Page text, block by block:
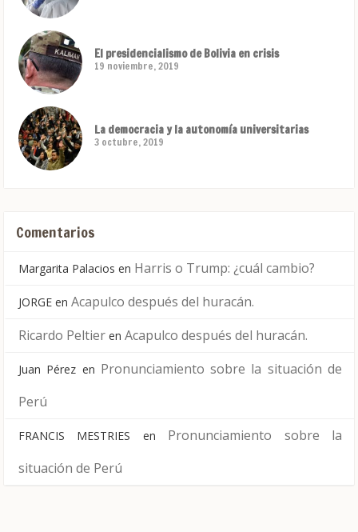
El presidencialismo de Bolivia en crisis
19 noviembre, 2019
La democracia y la autonomía universitarias
3 octubre, 2019
Comentarios
Margarita Palacios en Harris o Trump: ¿cuál cambio?
JORGE en Acapulco después del huracán.
Ricardo Peltier en Acapulco después del huracán.
Juan Pérez en Pronunciamiento sobre la situación de
Perú
FRANCIS MESTRIES en Pronunciamiento sobre la
situación de Perú